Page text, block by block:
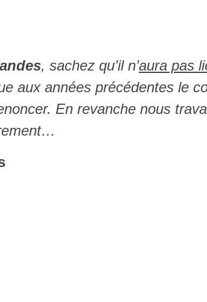
, sachez qu’il n’aura pas
aux années précédentes le
En revanche nous